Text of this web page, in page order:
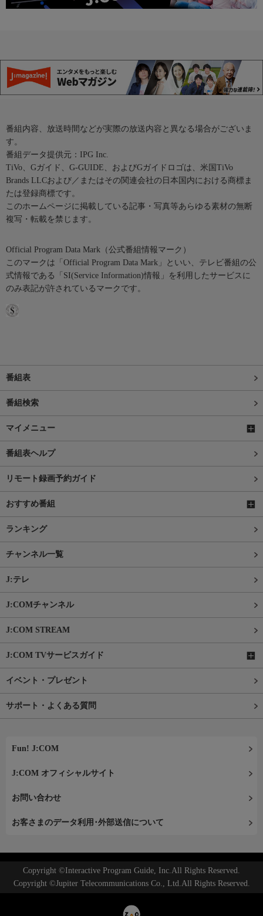
番組内容、放送時間などが実際の放送内容と異なる場合がございま
す。
番組データ提供元：IPG Inc.
TiVo、Gガイド、G-GUIDE、およびGガイドロゴは、米国TiVo
Brands LLCおよび／またはその関連会社の日本国内における商標ま
たは登録商標です。
このホームページに掲載している記事・写真等あらゆる素材の無断
複写・転載を禁じます。
Official Program Data Mark（公式番組情報マーク）
このマークは「Official Program Data Mark」といい、テレビ番組の公
式情報である「SI(Service Information)情報」を利用したサービスに
のみ表記が許されているマークです。
番組表
番組検索
マイメニュー
番組表ヘルプ
リモート録画予約ガイド
おすすめ番組
ランキング
チャンネル一覧
J:テレ
J:COMチャンネル
J:COM STREAM
J:COM TVサービスガイド
イベント・プレゼント
サポート・よくある質問
Fun! J:COM
J:COM オフィシャルサイト
お問い合わせ
お客さまのデータ利用･外部送信について
Copyright ©Interactive Program Guide, Inc.All Rights Reserved.
Copyright ©Jupiter Telecommunications Co., Ltd.All Rights Reserved.